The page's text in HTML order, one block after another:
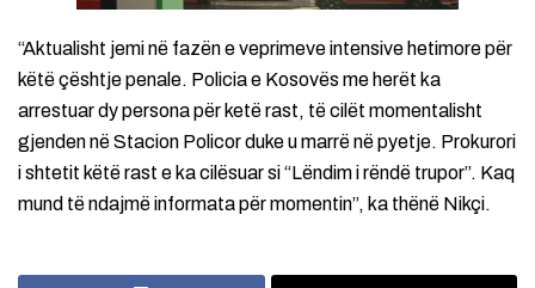
“Aktualisht jemi në fazën e veprimeve intensive hetimore për
këtë çështje penale. Policia e Kosovës me herët ka
arrestuar dy persona për ketë rast, të cilët momentalisht
gjenden në Stacion Policor duke u marrë në pyetje. Prokurori
i shtetit këtë rast e ka cilësuar si “Lëndim i rëndë trupor”. Kaq
mund të ndajmë informata për momentin”, ka thënë Nikçi.